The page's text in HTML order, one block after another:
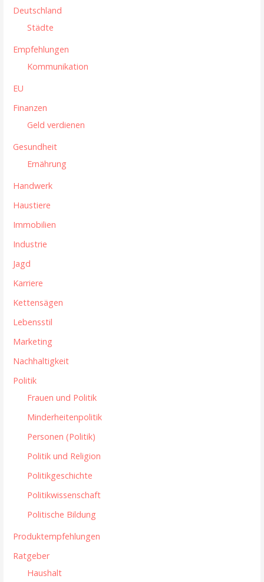
Deutschland
Städte
Empfehlungen
Kommunikation
EU
Finanzen
Geld verdienen
Gesundheit
Ernährung
Handwerk
Haustiere
Immobilien
Industrie
Jagd
Karriere
Kettensägen
Lebensstil
Marketing
Nachhaltigkeit
Politik
Frauen und Politik
Minderheitenpolitik
Personen (Politik)
Politik und Religion
Politikgeschichte
Politikwissenschaft
Politische Bildung
Produktempfehlungen
Ratgeber
Haushalt